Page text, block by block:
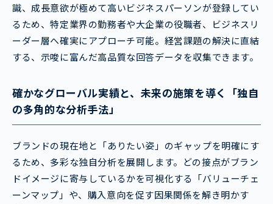
識、成長意欲が極めて高いビジネスパーソンが登録してい
るため、特定業界の勤務者や大企業の役職者、ビジネスリ
ーダー層へ確実にアプローチ可能。経営課題の解決に直結
する、示唆に富んだ高品質な回答データを収集できます。
確かなグローバル実績と、未来の施策を導く「独自
の多角的な分析手法」
ブランドの現在地と「ありたい姿」のギャップを明確にす
るため、多彩な独自分析を展開します。どの接点がブラン
ドイメージに寄与しているかを可視化する「バリューチェ
ーンマップ」や、購入意向を促す因果関係を解き明かす